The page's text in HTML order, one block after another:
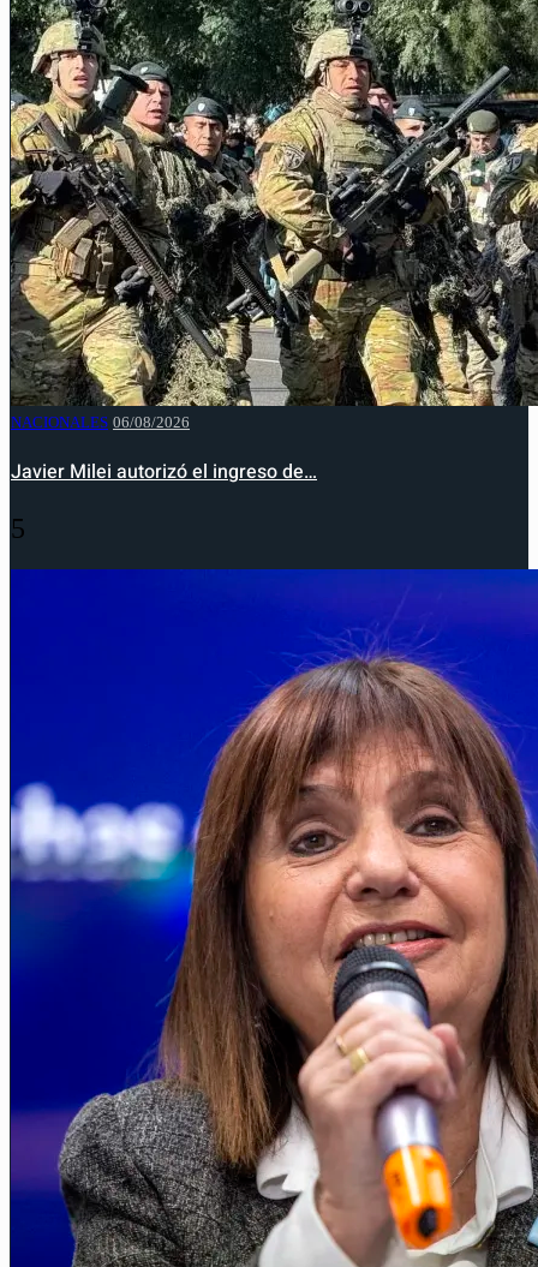
NACIONALES 06/08/2026
Javier Milei autorizó el ingreso de…
5